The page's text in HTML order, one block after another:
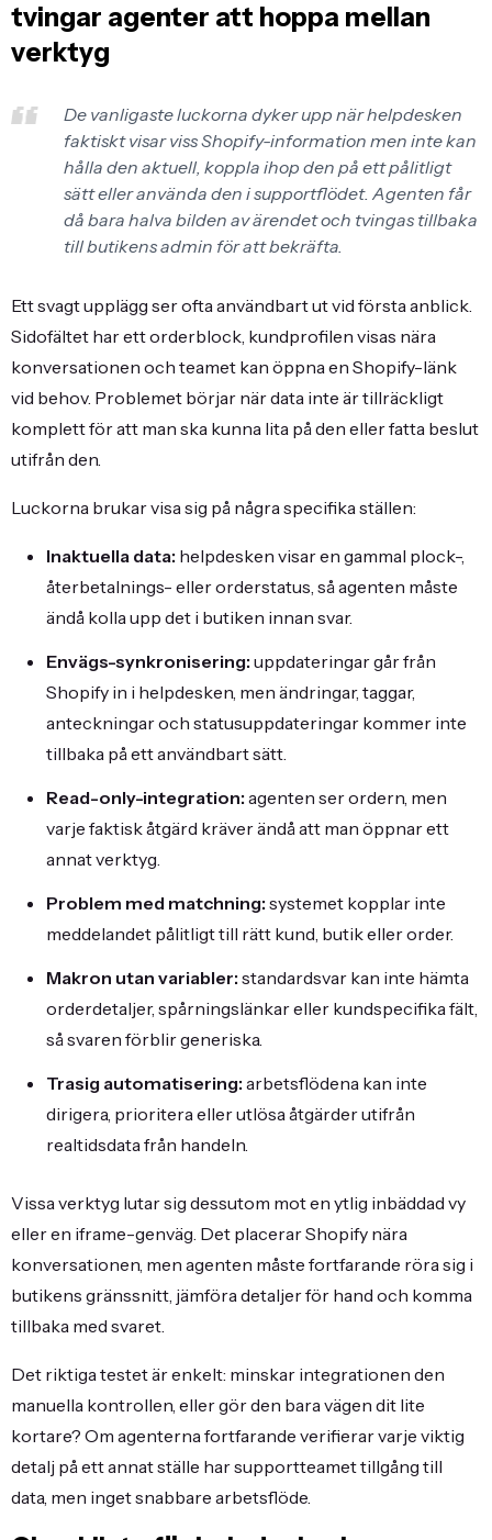
tvingar agenter att hoppa mellan
verktyg
De vanligaste luckorna dyker upp när helpdesken
faktiskt visar viss Shopify-information men inte kan
hålla den aktuell, koppla ihop den på ett pålitligt
sätt eller använda den i supportflödet. Agenten får
då bara halva bilden av ärendet och tvingas tillbaka
till butikens admin för att bekräfta.
Ett svagt upplägg ser ofta användbart ut vid första anblick.
Sidofältet har ett orderblock, kundprofilen visas nära
konversationen och teamet kan öppna en Shopify-länk
vid behov. Problemet börjar när data inte är tillräckligt
komplett för att man ska kunna lita på den eller fatta beslut
utifrån den.
Luckorna brukar visa sig på några specifika ställen:
Inaktuella data: helpdesken visar en gammal plock-,
återbetalnings- eller orderstatus, så agenten måste
ändå kolla upp det i butiken innan svar.
Envägs-synkronisering: uppdateringar går från
Shopify in i helpdesken, men ändringar, taggar,
anteckningar och statusuppdateringar kommer inte
tillbaka på ett användbart sätt.
Read-only-integration: agenten ser ordern, men
varje faktisk åtgärd kräver ändå att man öppnar ett
annat verktyg.
Problem med matchning: systemet kopplar inte
meddelandet pålitligt till rätt kund, butik eller order.
Makron utan variabler: standardsvar kan inte hämta
orderdetaljer, spårningslänkar eller kundspecifika fält,
så svaren förblir generiska.
Trasig automatisering: arbetsflödena kan inte
dirigera, prioritera eller utlösa åtgärder utifrån
realtidsdata från handeln.
Vissa verktyg lutar sig dessutom mot en ytlig inbäddad vy
eller en iframe-genväg. Det placerar Shopify nära
konversationen, men agenten måste fortfarande röra sig i
butikens gränssnitt, jämföra detaljer för hand och komma
tillbaka med svaret.
Det riktiga testet är enkelt: minskar integrationen den
manuella kontrollen, eller gör den bara vägen dit lite
kortare? Om agenterna fortfarande verifierar varje viktig
detalj på ett annat ställe har supportteamet tillgång till
data, men inget snabbare arbetsflöde.